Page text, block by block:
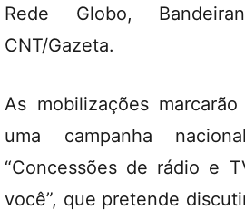
Rede Globo,
CNT/Gazeta.
As mobilizações
uma campanha
“Concessões de rádio e
você”, que pretende